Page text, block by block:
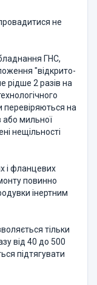
не
ГНС,
"відкрито-
рідше 2 разів на
перевіряються на
або мильної
нещільності
і фланцевих
повинно
інертним
тільки
від 40 до 500
підтягувати